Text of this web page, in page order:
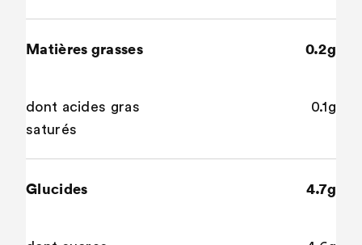
Matières grasses 0.2g
dont acides gras
saturés
0.1g
Glucides 4.7g